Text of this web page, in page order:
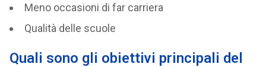
Meno occasioni di far carriera
Qualità delle scuole
Quali sono gli obiettivi principali del